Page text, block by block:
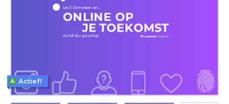
Actief!